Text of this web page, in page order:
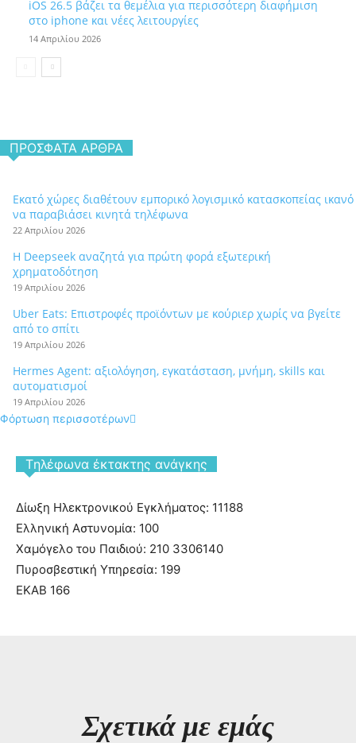
iOS 26.5 βάζει τα θεμέλια για περισσότερη διαφήμιση
στο iphone και νέες λειτουργίες
14 Απριλίου 2026
ΠΡΌΣΦΑΤΑ ΆΡΘΡΑ
Εκατό χώρες διαθέτουν εμπορικό λογισμικό κατασκοπείας ικανό
να παραβιάσει κινητά τηλέφωνα
22 Απριλίου 2026
Η Deepseek αναζητά για πρώτη φορά εξωτερική
χρηματοδότηση
19 Απριλίου 2026
Uber Eats: Επιστροφές προϊόντων με κούριερ χωρίς να βγείτε
από το σπίτι
19 Απριλίου 2026
Hermes Agent: αξιολόγηση, εγκατάσταση, μνήμη, skills και
αυτοματισμοί
19 Απριλίου 2026
Φόρτωση περισσοτέρων
Tηλέφωνα έκτακτης ανάγκης
Δίωξη Ηλεκτρονικού Εγκλήματος: 11188
Ελληνική Αστυνομία: 100
Χαμόγελο του Παιδιού: 210 3306140
Πυροσβεστική Υπηρεσία: 199
ΕΚΑΒ 166
Σχετικά με εμάς